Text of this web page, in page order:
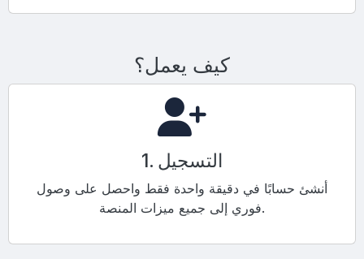
كيف يعمل؟
1. التسجيل
أنشئ حسابًا في دقيقة واحدة فقط واحصل على وصول
فوري إلى جميع ميزات المنصة.